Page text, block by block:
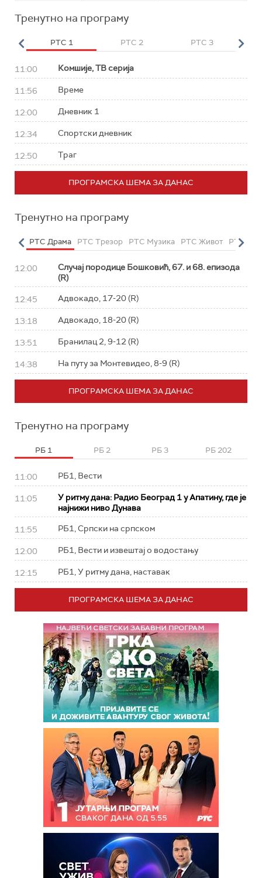
Тренутно на програму
РТС 1 РТС 2 РТС 3
11:00 Комшије, ТВ серија
11:56 Време
12:00 Дневник 1
12:34 Спортски дневник
12:50 Траг
ПРОГРАМСКА ШЕМА ЗА ДАНАС
Тренутно на програму
РТС Драма РТС Трезор РТС Музика РТС Живот РТС
12:00
Случај породице Бошковић, 67. и 68. епизода
(R)
12:45 Адвокадо, 17-20 (R)
13:18 Адвокадо, 18-20 (R)
13:51 Бранилац 2, 9-12 (R)
14:38 На путу за Монтевидео, 8-9 (R)
ПРОГРАМСКА ШЕМА ЗА ДАНАС
Тренутно на програму
РБ 1 РБ 2 РБ 3 РБ 202
11:00 РБ1, Вести
11:05
У ритму дана: Радио Београд 1 у Апатину, где је
најнижи ниво Дунава
11:55 РБ1, Српски на српском
12:00 РБ1, Вести и извештај о водостању
12:15 РБ1, У ритму дана, наставак
ПРОГРАМСКА ШЕМА ЗА ДАНАС